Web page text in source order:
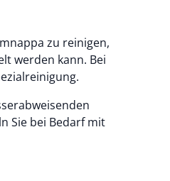
zu reinigen,
werden kann. Bei
Sie bei Bedarf mit